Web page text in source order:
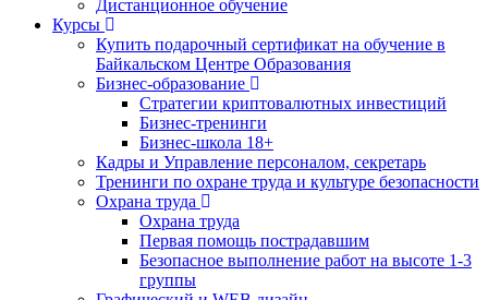
Дистанционное обучение
Курсы
Купить подарочный сертификат на обучение в
Байкальском Центре Образования
Бизнес-образование
Стратегии криптовалютных инвестиций
Бизнес-тренинги
Бизнес-школа 18+
Кадры и Управление персоналом, секретарь
Тренинги по охране труда и культуре безопасности
Охрана труда
Охрана труда
Первая помощь пострадавшим
Безопасное выполнение работ на высоте 1-3
группы